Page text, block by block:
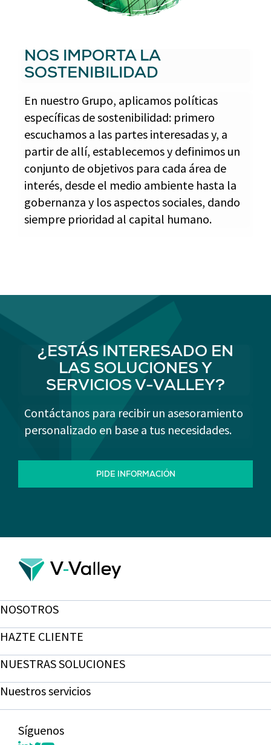
NOS IMPORTA LA
SOSTENIBILIDAD
En nuestro Grupo, aplicamos políticas
específicas de sostenibilidad: primero
escuchamos a las partes interesadas y, a
partir de allí, establecemos y definimos un
conjunto de objetivos para cada área de
interés, desde el medio ambiente hasta la
gobernanza y los aspectos sociales, dando
siempre prioridad al capital humano.
¿ESTÁS INTERESADO EN
LAS SOLUCIONES Y
SERVICIOS V-VALLEY?
Contáctanos para recibir un asesoramiento
personalizado en base a tus necesidades.
PIDE INFORMACIÓN
NOSOTROS
HAZTE CLIENTE
NUESTRAS SOLUCIONES
Nuestros servicios
Síguenos